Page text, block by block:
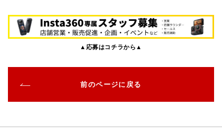
c
e
o
o
k
it
te
e
n
e ai
l
▲応募はコチラから▲
前のページに戻る